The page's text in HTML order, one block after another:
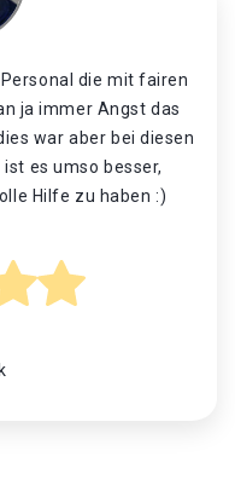
die mit fairen
ja immer Angst das
war aber bei diesen
es umso besser,
Hilfe zu haben :)